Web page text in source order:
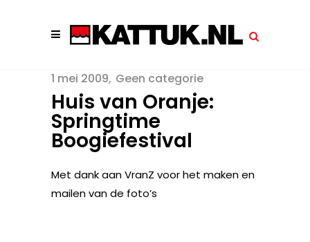
1 mei 2009 Geen categorie
Huis van Oranje:
Springtime
Boogiefestival
Met dank aan VranZ voor het maken en
mailen van de foto’s